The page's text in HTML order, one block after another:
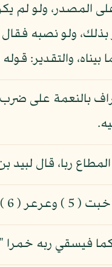
ولو لم
بذلك، ولو نصبه
والتقدير:
بالنعمة على
ربا، قال لبيد
( 6 )
فيسقي ربه